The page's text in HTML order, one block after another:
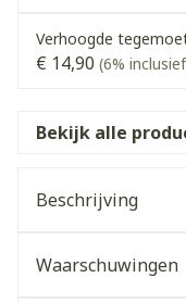
Verhoogde
€ 14,90 (6%
Bekijk alle
Beschrijving
Waarschuwingen